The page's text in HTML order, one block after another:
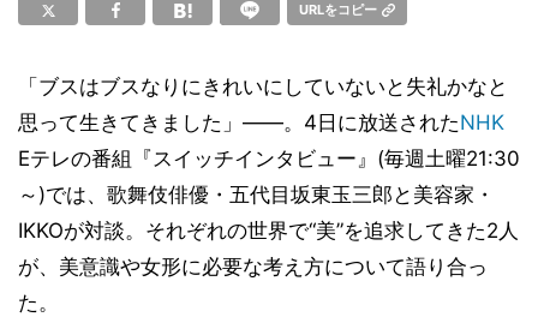
URLをコピー
「ブスはブスなりにきれいにしていないと失礼かなと
思って生きてきました」――。4日に放送されたNHK
Eテレの番組『スイッチインタビュー』(毎週土曜21:30
～)では、歌舞伎俳優・五代目坂東玉三郎と美容家・
IKKOが対談。それぞれの世界で“美”を追求してきた2人
が、美意識や女形に必要な考え方について語り合っ
た。